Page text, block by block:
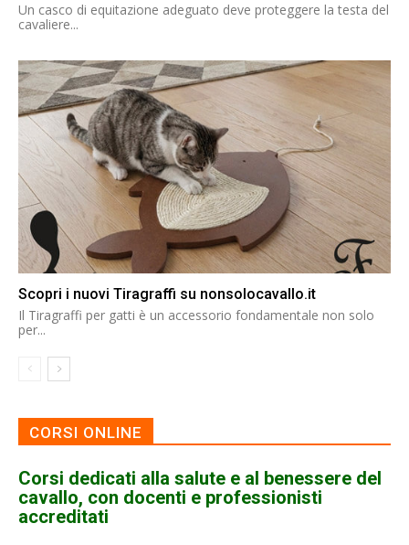
Un casco di equitazione adeguato deve proteggere la testa del
cavaliere...
Scopri i nuovi Tiragraffi su nonsolocavallo.it
Il Tiragraffi per gatti è un accessorio fondamentale non solo
per...
CORSI ONLINE
Corsi dedicati alla salute e al benessere del
cavallo, con docenti e professionisti
accreditati